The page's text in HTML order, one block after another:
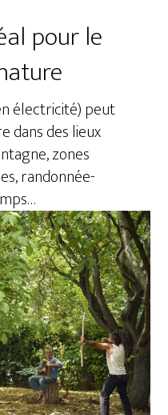
pour le
électricité) peut
dans des lieux
zones
randonnée-